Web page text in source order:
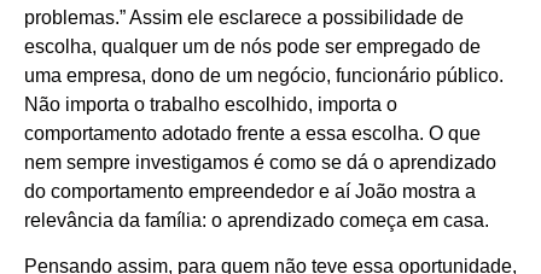
problemas.” Assim ele esclarece a possibilidade de
escolha, qualquer um de nós pode ser empregado de
uma empresa, dono de um negócio, funcionário público.
Não importa o trabalho escolhido, importa o
comportamento adotado frente a essa escolha. O que
nem sempre investigamos é como se dá o aprendizado
do comportamento empreendedor e aí João mostra a
relevância da família: o aprendizado começa em casa.
Pensando assim, para quem não teve essa oportunidade,